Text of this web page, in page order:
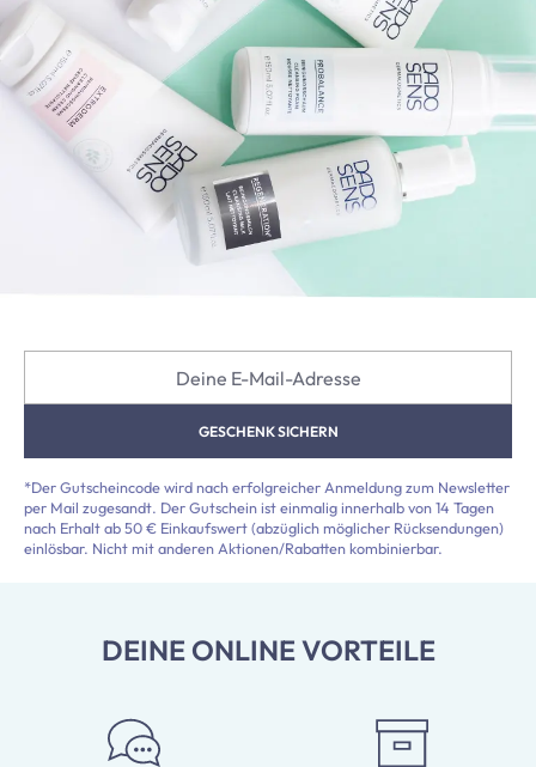
GESCHENK SICHERN
*Der Gutscheincode wird nach erfolgreicher Anmeldung zum Newsletter
per Mail zugesandt. Der Gutschein ist einmalig innerhalb von 14 Tagen
nach Erhalt ab 50 € Einkaufswert (abzüglich möglicher Rücksendungen)
einlösbar. Nicht mit anderen Aktionen/Rabatten kombinierbar.
DEINE ONLINE VORTEILE